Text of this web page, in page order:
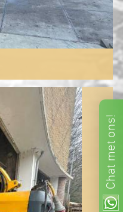
Chat
met
ons!